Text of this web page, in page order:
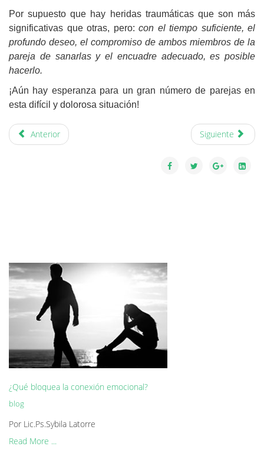
Por supuesto que hay heridas traumáticas que son más
significativas que otras, pero: con el tiempo suficiente, el
profundo deseo, el compromiso de ambos miembros de la
pareja de sanarlas y el encuadre adecuado, es posible
hacerlo.
¡Aún hay esperanza para un gran número de parejas en
esta difícil y dolorosa situación!
Anterior Siguiente
¿Qué bloquea la conexión emocional?
blog
Por Lic.Ps.Sybila Latorre
Read More ...